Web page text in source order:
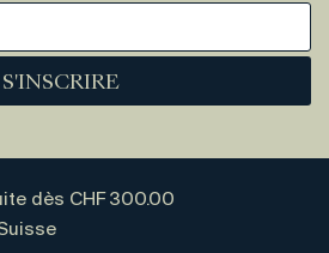
S'INSCRIRE
dès CHF 300.00